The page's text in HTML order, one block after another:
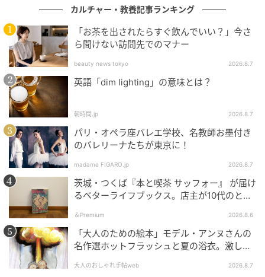
その結果、大人が「美しい」と評価した動きほど、赤
ちゃんも長く見つめる傾向があると分かりました。
これは、赤ちゃんも大人と同じ美意識を持っている可
能性を示しています。
そしてこの感覚は、年齢と共に変化していきました。
この詳細について、次項で見ていきましょう。
「美しさ」への反応は、年齢と共に研ぎ澄ま
されていく
今回の研究で特に面白いのは、赤ちゃんが何を長く見
たかだけでなく、視線の変化を時間ごとに細かく調べ
た点です。
カルチャー・教養記事ランキング
「お茶を出されたらすぐ飲んでいい？」今さ
ら聞けない訪問先でのマナー
beauty news tokyo 2026.8.7
英語「dim lighting」の意味とは？
朝時間.jp 2026.8.7
パリ・オペラ座バレエ学校、名教師お墨付き
のバレリーナたちが東京に！
madame FIGARO.jp 2026.8.7
茨城・つくば『本と喫茶 サッフォー』 が届け
るベターライフブックス。店主が10代のとき
た本は『くちびるから散弾銃』。
＆Premium 2026.8.6
「大人のための絵本」モデル・アンヌさんの
名作選ホットフラッシュと夏の浴衣。激しい
くとき』『やばっ！』～vol.47
大人のおしゃれ手帖web 2026.8.7